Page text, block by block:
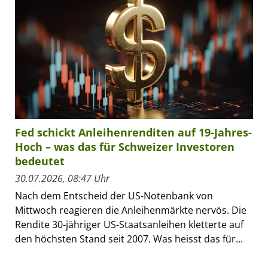
Fed schickt Anleihenrenditen auf 19-Jahres-
Hoch – was das für Schweizer Investoren
bedeutet
30.07.2026, 08:47 Uhr
Nach dem Entscheid der US-Notenbank von
Mittwoch reagieren die Anleihenmärkte nervös. Die
Rendite 30-jähriger US-Staatsanleihen kletterte auf
den höchsten Stand seit 2007. Was heisst das für...